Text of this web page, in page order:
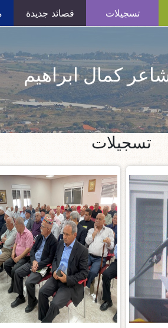
تسجيلات قصائد جديدة
كمال ابراهيم
تسجيلات